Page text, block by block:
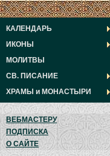
КАЛЕНДАРЬ
ИКОНЫ
МОЛИТВЫ
СВ. ПИСАНИЕ
ХРАМЫ и МОНАСТЫРИ
ВЕБМАСТЕРУ
ПОДПИСКА
О САЙТЕ